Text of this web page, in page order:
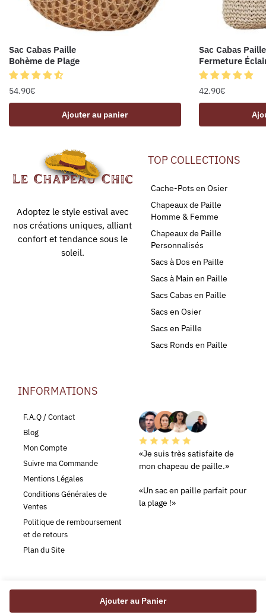
Ajouter au Panier
Sac Cabas Paille
Bohème de Plage
54.90€
Ajouter au panier
Sac Cabas Paille
Fermeture
42.90€
Adoptez le style estival avec
nos créations uniques, alliant
confort et tendance sous le
soleil.
TOP COLLECTIONS
Cache-Pots en Osier
Chapeaux de Paille
Homme & Femme
Chapeaux de Paille
Personnalisés
Sacs à Dos en Paille
Sacs à Main en Paille
Sacs Cabas en Paille
Sacs en Osier
Sacs en Paille
Sacs Ronds en Paille
INFORMATIONS
F.A.Q / Contact
Blog
Mon Compte
Suivre ma Commande
Mentions Légales
Conditions Générales de
Ventes
Politique de remboursement
et de retours
Plan du Site
«Je suis très satisfaite de
mon chapeau de paille.»
«Un sac en paille parfait pour
la plage !»